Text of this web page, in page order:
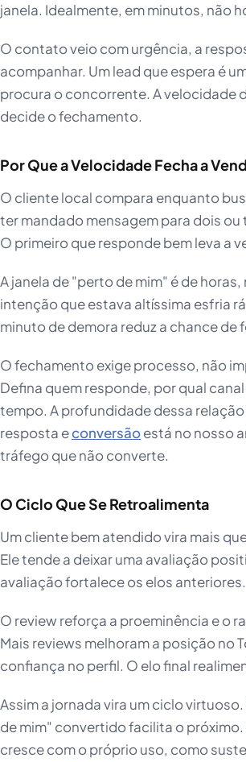
janela. Idealmente, em minutos, não
O contato veio com urgência, a
acompanhar. Um lead que espera é
procura o concorrente. A velocidade
decide o fechamento.
Por Que a Velocidade Fecha a
O cliente local compara enquanto
ter mandado mensagem para dois ou
O primeiro que responde bem leva a
A janela de "perto de mim" é de horas,
intenção que estava altíssima esfria
minuto de demora reduz a chance de
O fechamento exige processo, não
Defina quem responde, por qual
tempo. A profundidade dessa
resposta econversãoestá no nosso
tráfego que não converte.
O Ciclo Que Se Retroalimenta
Um cliente bem atendido vira mais
Ele tende a deixar uma avaliação
avaliação fortalece os elos anteriores.
O review reforça a proeminência e o
Mais reviews melhoram a posição no
confiança no perfil. O elo final
Assim a jornada vira um ciclo
de mim" convertido facilita o
cresce com o próprio uso, como